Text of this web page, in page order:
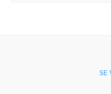
SE